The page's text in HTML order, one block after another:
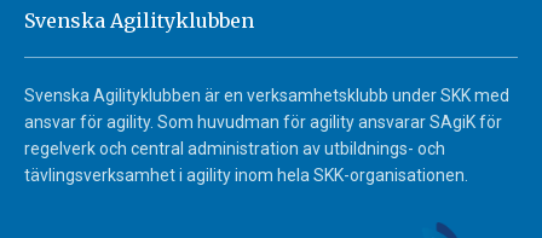
Svenska Agilityklubben
Svenska Agilityklubben är en verksamhetsklubb under SKK med
ansvar för agility. Som huvudman för agility ansvarar SAgiK för
regelverk och central administration av utbildnings- och
tävlingsverksamhet i agility inom hela SKK-organisationen.